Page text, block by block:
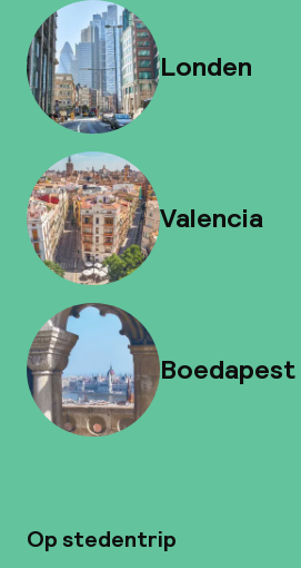
Londen
Valencia
Boedapest
Op stedentrip